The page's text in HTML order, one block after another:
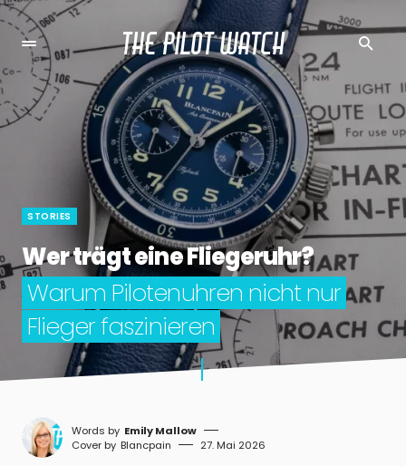
THE PILOT WATCH
STORIES
Wer trägt eine Fliegeruhr?
Warum Pilotenuhren nicht nur
Flieger faszinieren
Emily Mallow
Blancpain
27. Mai 2026